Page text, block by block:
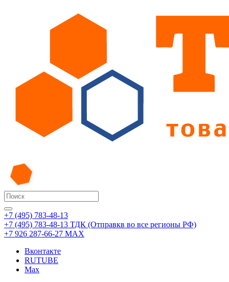
+7 (495) 783-48-13
+7 (495) 783-48-13 ТДК (Отправкв во все регионы РФ)
+7 926 287-66-27 МАХ
Вконтакте
RUTUBE
Max